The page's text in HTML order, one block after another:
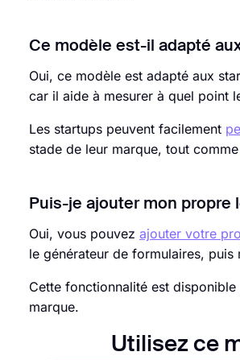
Ce modèle est-il adapté
Oui, ce modèle est adapté aux
car il aide à mesurer à quel point
Les startups peuvent facilement
stade de leur marque, tout
Puis-je ajouter mon propre
Oui, vous pouvez ajouter votre
le générateur de formulaires,
Cette fonctionnalité est
marque.
Utilisez ce